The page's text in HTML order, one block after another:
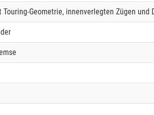
Geometrie, innenverlegten Zügen und